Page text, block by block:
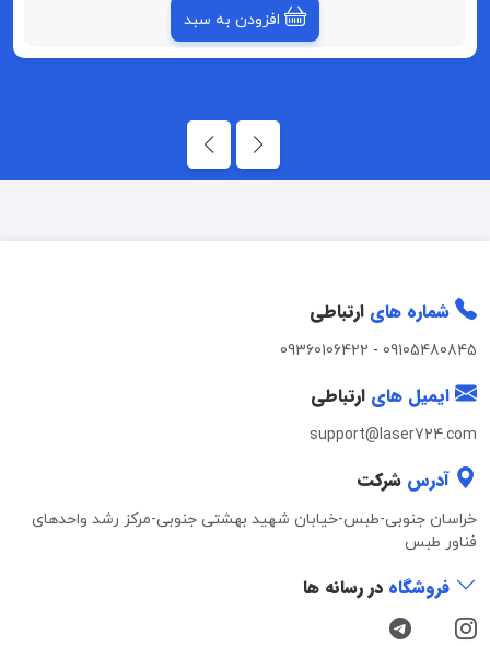
افزودن به سبد
شماره های ارتباطی
09105480845
-
09360106422
ایمیل های ارتباطی
support@laser724.com
آدرس شرکت
خراسان جنوبی-طبس-خیابان شهید بهشتی جنوبی-مرکز رشد واحدهای
فناور طبس
فروشگاه در رسانه ها